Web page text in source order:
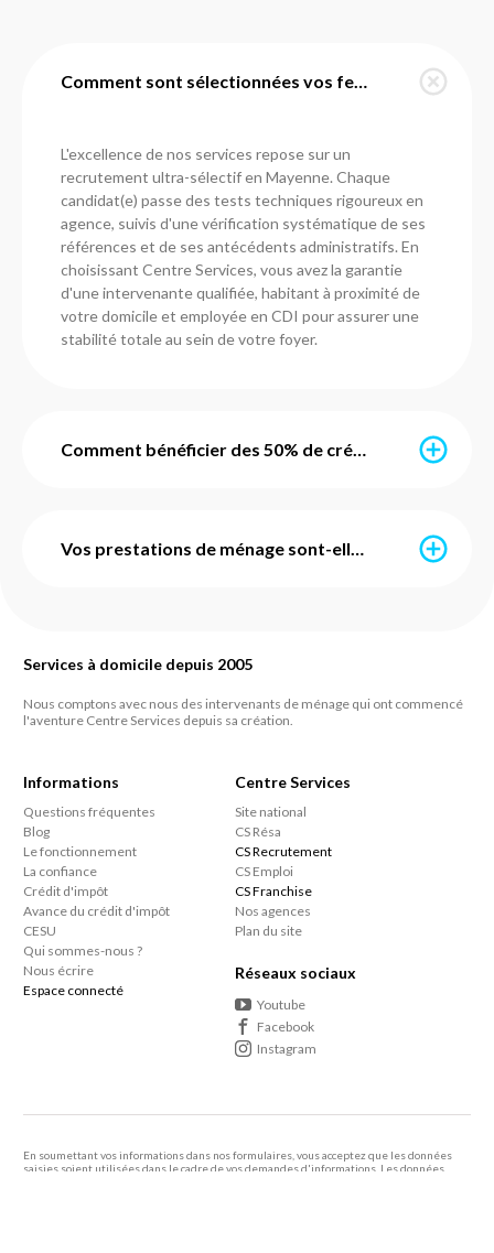
Comment sont sélectionnées vos femmes de ménage en Mayenne ?
L'excellence de nos services repose sur un
recrutement ultra-sélectif en Mayenne. Chaque
candidat(e) passe des tests techniques rigoureux en
agence, suivis d'une vérification systématique de ses
références et de ses antécédents administratifs. En
choisissant Centre Services, vous avez la garantie
d'une intervenante qualifiée, habitant à proximité de
votre domicile et employée en CDI pour assurer une
stabilité totale au sein de votre foyer.
Comment bénéficier des 50% de crédit d'impôt immédiat ?
l'URSSAF, vous ne payez que la moitié de votre facture
chaque mois. Nos agences en Mayenne s'occupent de
€ sont prélevés sur votre compte. C'est simple,
part.
Vos prestations de ménage sont-elles avec ou sans engagement ?
sans engagement de durée et sans frais de dossier
vos interventions sur simple appel à votre agence de
intervenants, et non par un contrat contraignant.
Services à domicile depuis 2005
Nous comptons avec nous des intervenants de ménage qui ont commencé
l'aventure Centre Services depuis sa création.
Informations
Questions fréquentes
Blog
Le fonctionnement
La confiance
Crédit d'impôt
Avance du crédit d'impôt
CESU
Qui sommes-nous ?
Nous écrire
Espace connecté
Centre Services
Site national
CS Résa
CS Recrutement
CS Emploi
CS Franchise
Nos agences
Plan du site
Réseaux sociaux
Youtube
Facebook
Instagram
En soumettant vos informations dans nos formulaires, vous acceptez que les données
saisies soient utilisées dans le cadre de vos demandes d'informations. Les données